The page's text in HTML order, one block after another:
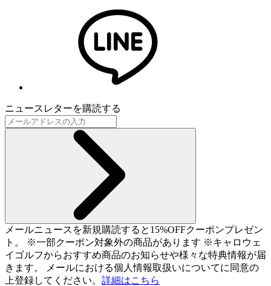
ニュースレターを購読する
メールニュースを新規購読すると15%OFFクーポンプレゼン
ト。 ※一部クーポン対象外の商品があります ※キャロウェ
イゴルフからおすすめ商品のお知らせや様々な特典情報が届
きます。 メールにおける個人情報取扱いについてに同意の
上登録してください。 詳細はこちら